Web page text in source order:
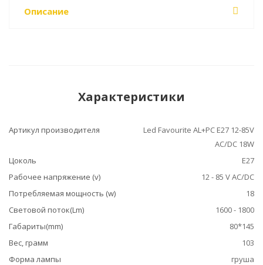
Описание
Характеристики
Артикул производителя
Led Favourite AL+PC E27 12-85V
AC/DC 18W
Цоколь
E27
Рабочее напряжение (v)
12 - 85 V AC/DC
Потребляемая мощность (w)
18
Световой поток(Lm)
1600 - 1800
Габариты(mm)
80*145
Вес, грамм
103
Форма лампы
груша